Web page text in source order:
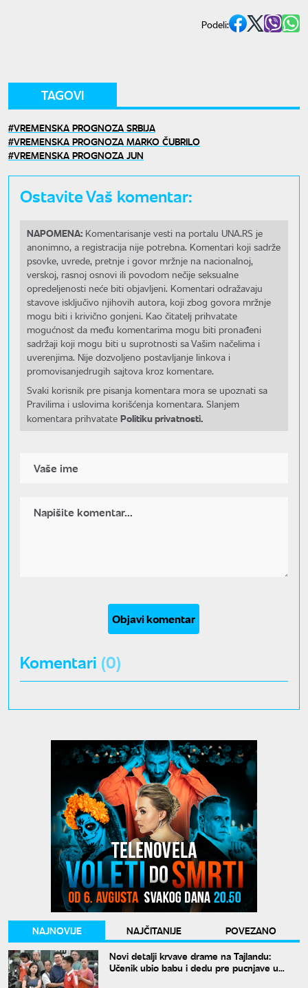
Podeli:
TAGOVI
VREMENSKA PROGNOZA SRBIJA
VREMENSKA PROGNOZA MARKO ČUBRILO
VREMENSKA PROGNOZA JUN
Ostavite Vaš komentar:
NAPOMENA: Komentarisanje vesti na portalu UNA.RS je
anonimno, a registracija nije potrebna. Komentari koji sadrže
psovke, uvrede, pretnje i govor mržnje na nacionalnoj,
verskoj, rasnoj osnovi ili povodom nečije seksualne
opredeljenosti neće biti objavljeni. Komentari odražavaju
stavove isključivo njihovih autora, koji zbog govora mržnje
mogu biti i krivično gonjeni. Kao čitatelj prihvatate
mogućnost da među komentarima mogu biti pronađeni
sadržaji koji mogu biti u suprotnosti sa Vašim načelima i
uverenjima. Nije dozvoljeno postavljanje linkova i
promovisanjedrugih sajtova kroz komentare.
Svaki korisnik pre pisanja komentara mora se upoznati sa
Pravilima i uslovima korišćenja komentara. Slanjem
komentara prihvatate Politiku privatnosti.
Objavi komentar
Komentari (0)
NAJNOVIJE NAJČITANIJE
POVEZANO
Novi detalji krvave drame na Tajlandu:
Učenik ubio babu i dedu pre pucnjave u